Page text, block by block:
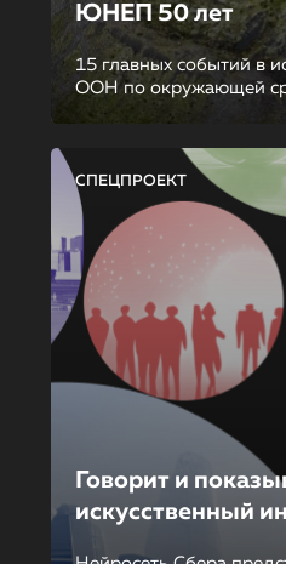
ЮНЕП 50 лет
15 главных событий в
ООН по окружающей
СПЕЦПРОЕКТ
Говорит и
искусственный